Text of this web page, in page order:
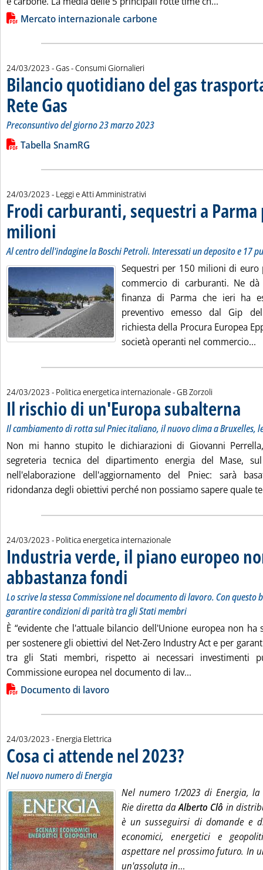
Lista allegati PDF alla notizia
Mercato internazionale carbone
24/03/2023 - Gas - Consumi Giornalieri
Bilancio quotidiano del gas
Rete Gas . Sottotitolo: Preconsuntivo del giorno 23 marzo 2023
. Pubblicata venerdì 24 marzo 2023 alle 11.51.
Preconsuntivo del giorno 23 marzo 2023
Leggi tutta la notizia: 'Bilancio quotidiano del gas
Lista allegati PDF alla notizia
Tabella SnamRG
24/03/2023 - Leggi e Atti Amministrativi
Frodi carburanti, sequestri a Parma
milioni . Sottotitolo: Al centro dell'indagine la Boschi Petroli. Interessati un
. Pubblicata venerdì 24 marzo 2023 alle 11.47.
Al centro dell'indagine la Boschi Petroli. Interessati un deposito e 17
Sequestri per 150 milioni di
commercio di carburanti. Ne
finanza di Parma che ieri ha
preventivo emesso dal Gip
richiesta della Procura Europea
società operanti nel commercio...
24/03/2023 - Politica energetica internazionale -di:
GB Zorzoli
Il rischio di un'Europa subalterna
Il cambiamento di rotta sul Pniec italiano, il nuovo clima a Bruxelles,
Non mi hanno stupito le dichiarazioni di Giovanni
segreteria tecnica del dipartimento energia del Mase,
nell'elaborazione dell'aggiornamento del Pniec: sarà
ridondanza degli obiettivi perché non possiamo sapere quale
24/03/2023 - Politica energetica internazionale
Industria verde, il piano europeo
abbastanza fondi . Sottotitolo: Lo scrive la stessa
. Pubblicata venerdì 24 marzo 2023 alle 11.2.
Lo scrive la stessa Commissione nel documento di lavoro. Con questo
garantire condizioni di parità tra gli Stati membri
È “evidente che l'attuale bilancio dell'Unione europea non
per sostenere gli obiettivi del Net-Zero Industry Act e per
tra gli Stati membri, rispetto ai necessari investimenti
Commissione europea nel documento di lav...
Lista allegati PDF alla notizia
Documento di lavoro
24/03/2023 - Energia Elettrica
Cosa ci attende nel 2023?. Sottotitolo: Nel nuovo
. Pubblicata venerdì 24
Nel nuovo numero di Energia
Nel numero 1/2023 di Energia,
Rie diretta daAlberto Clô in
è un susseguirsi di domande e
economici, energetici e
aspettare nel prossimo futuro. In
un'assoluta in...